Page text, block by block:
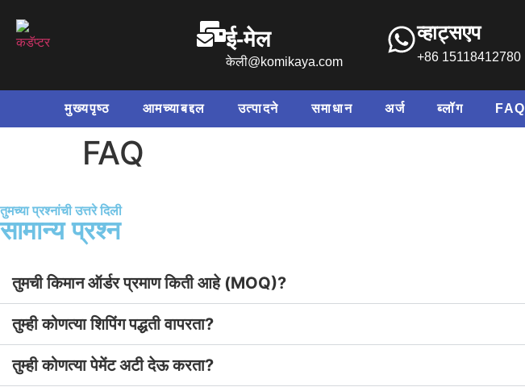
ई-मेल
केली@komikaya.com
व्हाट्सएप
+86 15118412780
मुख्यपृष्ठ आमच्याबद्दल उत्पादने समाधान अर्ज ब्लॉग FAQ
FAQ
तुमच्या प्रश्नांची उत्तरे दिली
सामान्य प्रश्न
तुमची किमान ऑर्डर प्रमाण किती आहे (MOQ)?
तुम्ही कोणत्या शिपिंग पद्धती वापरता?
तुम्ही कोणत्या पेमेंट अटी देऊ करता?